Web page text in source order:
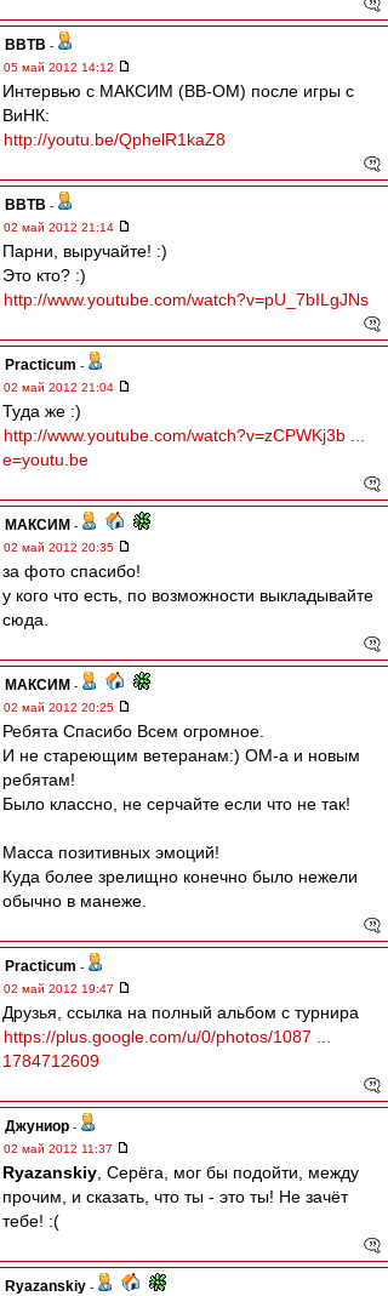
ВВТВ -
05 май 2012 14:12
Интервью с МАКСИМ (ВВ-ОМ) после игры с
ВиНК:
http://youtu.be/QphelR1kaZ8
ВВТВ -
02 май 2012 21:14
Парни, выручайте! :)
Это кто? :)
http://www.youtube.com/watch?v=pU_7bILgJNs
Practicum -
02 май 2012 21:04
Туда же :)
http://www.youtube.com/watch?v=zCPWKj3b ...
e=youtu.be
МАКСИМ -
02 май 2012 20:35
за фото спасибо!
у кого что есть, по возможности выкладывайте
сюда.
МАКСИМ -
02 май 2012 20:25
Ребята Спасибо Всем огромное.
И не стареющим ветеранам:) ОМ-а и новым
ребятам!
Было классно, не серчайте если что не так!
Масса позитивных эмоций!
Куда более зрелищно конечно было нежели
обычно в манеже.
Practicum -
02 май 2012 19:47
Друзья, ссылка на полный альбом с турнира
https://plus.google.com/u/0/photos/1087 ...
1784712609
Джуниор -
02 май 2012 11:37
Ryazanskiy , Серёга, мог бы подойти, между
прочим, и сказать, что ты - это ты! Не зачёт
тебе! :(
Ryazanskiy -